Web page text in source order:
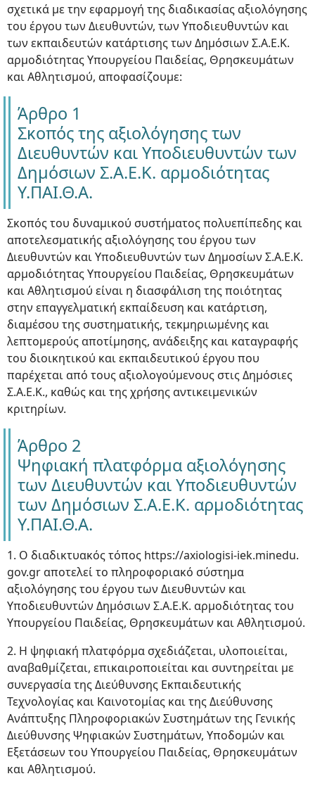
σχετικά με την εφαρμογή της διαδικασίας αξιολόγησης
του έργου των Διευθυντών, των Υποδιευθυντών και
των εκπαιδευτών κατάρτισης των Δημόσιων Σ.Α.Ε.Κ.
αρμοδιότητας Υπουργείου Παιδείας, Θρησκευμάτων
και Αθλητισμού, αποφασίζουμε:
Άρθρο 1
Σκοπός της αξιολόγησης των
Διευθυντών και Υποδιευθυντών των
Δημόσιων Σ.Α.Ε.Κ. αρμοδιότητας
Υ.ΠΑΙ.Θ.Α.
Σκοπός του δυναμικού συστήματος πολυεπίπεδης και
αποτελεσματικής αξιολόγησης του έργου των
Διευθυντών και Υποδιευθυντών των Δημοσίων Σ.Α.Ε.Κ.
αρμοδιότητας Υπουργείου Παιδείας, Θρησκευμάτων
και Αθλητισμού είναι η διασφάλιση της ποιότητας
στην επαγγελματική εκπαίδευση και κατάρτιση,
διαμέσου της συστηματικής, τεκμηριωμένης και
λεπτομερούς αποτίμησης, ανάδειξης και καταγραφής
του διοικητικού και εκπαιδευτικού έργου που
παρέχεται από τους αξιολογούμενους στις Δημόσιες
Σ.Α.Ε.Κ., καθώς και της χρήσης αντικειμενικών
κριτηρίων.
Άρθρο 2
Ψηφιακή πλατφόρμα αξιολόγησης
των Διευθυντών και Υποδιευθυντών
των Δημόσιων Σ.Α.Ε.Κ. αρμοδιότητας
Υ.ΠΑΙ.Θ.Α.
1. Ο διαδικτυακός τόπος https://axiologisi-iek.minedu.
gov.gr αποτελεί το πληροφοριακό σύστημα
αξιολόγησης του έργου των Διευθυντών και
Υποδιευθυντών Δημόσιων Σ.Α.Ε.Κ. αρμοδιότητας του
Υπουργείου Παιδείας, Θρησκευμάτων και Αθλητισμού.
2. Η ψηφιακή πλατφόρμα σχεδιάζεται, υλοποιείται,
αναβαθμίζεται, επικαιροποιείται και συντηρείται με
συνεργασία της Διεύθυνσης Εκπαιδευτικής
Τεχνολογίας και Καινοτομίας και της Διεύθυνσης
Ανάπτυξης Πληροφοριακών Συστημάτων της Γενικής
Διεύθυνσης Ψηφιακών Συστημάτων, Υποδομών και
Εξετάσεων του Υπουργείου Παιδείας, Θρησκευμάτων
και Αθλητισμού.